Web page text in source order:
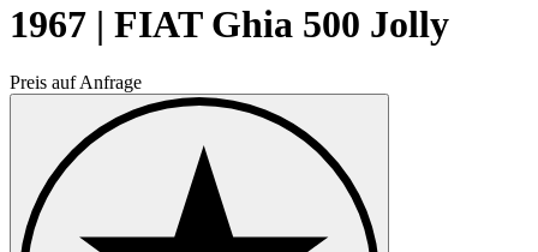
1967 | FIAT Ghia 500 Jolly
Preis auf Anfrage